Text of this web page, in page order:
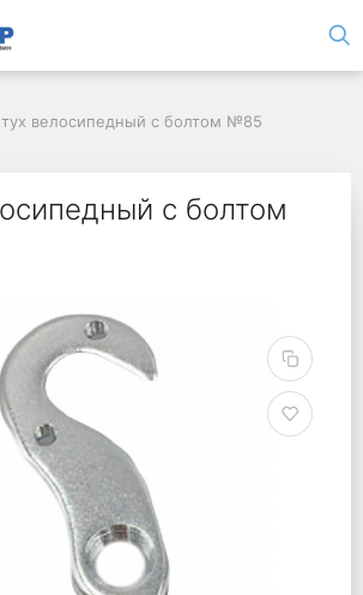
велосипедный с болтом №85
с болтом